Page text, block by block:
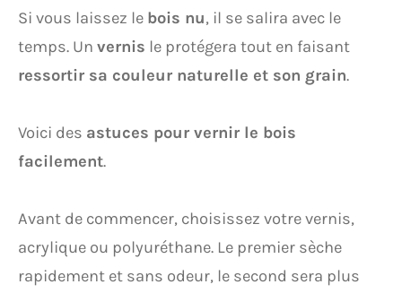
Si vous laissez le bois nu, il se salira avec le
temps. Un vernis le protégera tout en faisant
ressortir sa couleur naturelle et son grain.
Voici des astuces pour vernir le bois
facilement.
Avant de commencer, choisissez votre vernis,
acrylique ou polyuréthane. Le premier sèche
rapidement et sans odeur, le second sera plus